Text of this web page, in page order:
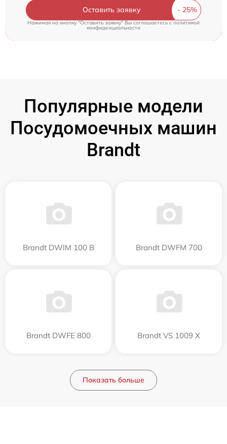
Оставить заявку
Нажимая на кнопку "Оставить заявку" Вы соглашаетесь cполитикой
конфиденциальности
Популярные модели
Посудомоечных машин
Brandt
Brandt DWIM 100 B Brandt DWFM 700
Brandt DWFE 800 Brandt VS 1009 X
Показать больше